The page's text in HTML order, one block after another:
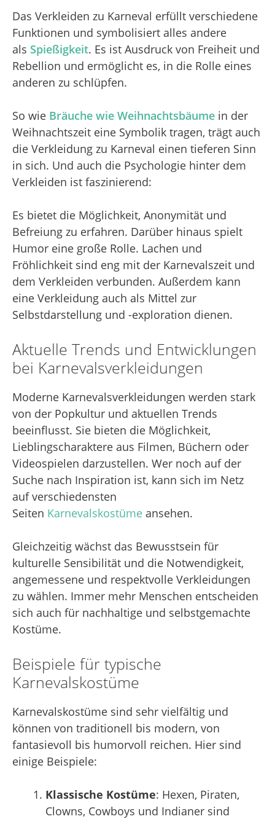
Das Verkleiden zu Karneval erfüllt verschiedene
Funktionen und symbolisiert alles andere
als Spießigkeit. Es ist Ausdruck von Freiheit und
Rebellion und ermöglicht es, in die Rolle eines
anderen zu schlüpfen.
So wie Bräuche wie Weihnachtsbäume in der
Weihnachtszeit eine Symbolik tragen, trägt auch
die Verkleidung zu Karneval einen tieferen Sinn
in sich. Und auch die Psychologie hinter dem
Verkleiden ist faszinierend:
Es bietet die Möglichkeit, Anonymität und
Befreiung zu erfahren. Darüber hinaus spielt
Humor eine große Rolle. Lachen und
Fröhlichkeit sind eng mit der Karnevalszeit und
dem Verkleiden verbunden. Außerdem kann
eine Verkleidung auch als Mittel zur
Selbstdarstellung und -exploration dienen.
Aktuelle Trends und Entwicklungen
bei Karnevalsverkleidungen
Moderne Karnevalsverkleidungen werden stark
von der Popkultur und aktuellen Trends
beeinflusst. Sie bieten die Möglichkeit,
Lieblingscharaktere aus Filmen, Büchern oder
Videospielen darzustellen. Wer noch auf der
Suche nach Inspiration ist, kann sich im Netz
auf verschiedensten
Seiten Karnevalskostüme ansehen.
Gleichzeitig wächst das Bewusstsein für
kulturelle Sensibilität und die Notwendigkeit,
angemessene und respektvolle Verkleidungen
zu wählen. Immer mehr Menschen entscheiden
sich auch für nachhaltige und selbstgemachte
Kostüme.
Beispiele für typische
Karnevalskostüme
Karnevalskostüme sind sehr vielfältig und
können von traditionell bis modern, von
fantasievoll bis humorvoll reichen. Hier sind
einige Beispiele:
Klassische Kostüme: Hexen, Piraten,
Clowns, Cowboys und Indianer sind